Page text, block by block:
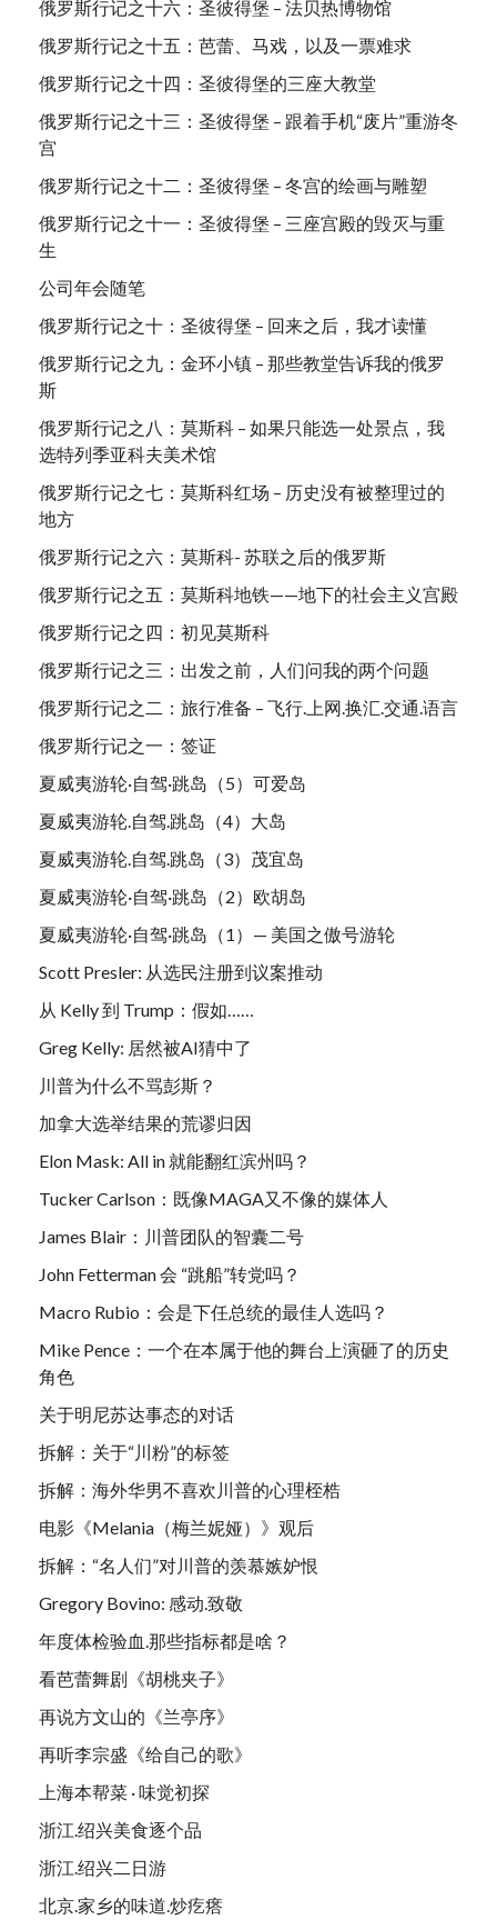
俄罗斯行记之十六：圣彼得堡 – 法贝热博物馆
俄罗斯行记之十五：芭蕾、马戏，以及一票难求
俄罗斯行记之十四：圣彼得堡的三座大教堂
俄罗斯行记之十三：圣彼得堡 – 跟着手机“废片”重游冬
宫
俄罗斯行记之十二：圣彼得堡 – 冬宫的绘画与雕塑
俄罗斯行记之十一：圣彼得堡 – 三座宫殿的毁灭与重
生
公司年会随笔
俄罗斯行记之十：圣彼得堡 – 回来之后，我才读懂
俄罗斯行记之九：金环小镇 – 那些教堂告诉我的俄罗
斯
俄罗斯行记之八：莫斯科 – 如果只能选一处景点，我
选特列季亚科夫美术馆
俄罗斯行记之七：莫斯科红场 – 历史没有被整理过的
地方
俄罗斯行记之六：莫斯科- 苏联之后的俄罗斯
俄罗斯行记之五：莫斯科地铁——地下的社会主义宫殿
俄罗斯行记之四：初见莫斯科
俄罗斯行记之三：出发之前，人们问我的两个问题
俄罗斯行记之二：旅行准备 – 飞行.上网.换汇.交通.语言
俄罗斯行记之一：签证
夏威夷游轮·自驾·跳岛（5）可爱岛
夏威夷游轮.自驾.跳岛（4）大岛
夏威夷游轮.自驾.跳岛（3）茂宜岛
夏威夷游轮·自驾·跳岛（2）欧胡岛
夏威夷游轮·自驾·跳岛（1）— 美国之傲号游轮
Scott Presler: 从选民注册到议案推动
从 Kelly 到 Trump：假如……
Greg Kelly: 居然被AI猜中了
川普为什么不骂彭斯？
加拿大选举结果的荒谬归因
Elon Mask: All in 就能翻红滨州吗？
Tucker Carlson：既像MAGA又不像的媒体人
James Blair：川普团队的智囊二号
John Fetterman 会 “跳船”转党吗？
Macro Rubio：会是下任总统的最佳人选吗？
Mike Pence：一个在本属于他的舞台上演砸了的历史
角色
关于明尼苏达事态的对话
拆解：关于“川粉”的标签
拆解：海外华男不喜欢川普的心理桎梏
电影《Melania（梅兰妮娅）》观后
拆解：“名人们”对川普的羡慕嫉妒恨
Gregory Bovino: 感动.致敬
年度体检验血.那些指标都是啥？
看芭蕾舞剧《胡桃夹子》
再说方文山的《兰亭序》
再听李宗盛《给自己的歌》
上海本帮菜 · 味觉初探
浙江.绍兴美食逐个品
浙江.绍兴二日游
北京.家乡的味道.炒疙瘩